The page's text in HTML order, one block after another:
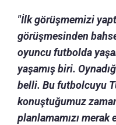
"İlk görüşmemizi
görüşmesinden
oyuncu futbolda
yaşamış biri.
belli. Bu futbolcuyu
konuştuğumuz
planlamamızı